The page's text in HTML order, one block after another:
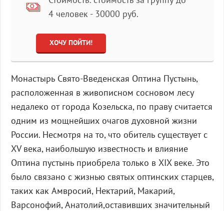
4 человек - 30000 руб.
ХОЧУ ПОЙТИ!
Монастырь Свято-Введенская Оптина Пустынь,
расположенная в живописном сосновом лесу
недалеко от города Козельска, по праву считается
одним из мощнейших очагов духовной жизни
России. Несмотря на то, что обитель существует с
XV века, наибольшую известность и влияние
Оптина пустынь приобрела только в XIX веке. Это
было связано с жизнью святых оптинских старцев,
таких как Амвросий, Нектарий, Макарий,
Варсонофий, Анатолий,оставивших значительный